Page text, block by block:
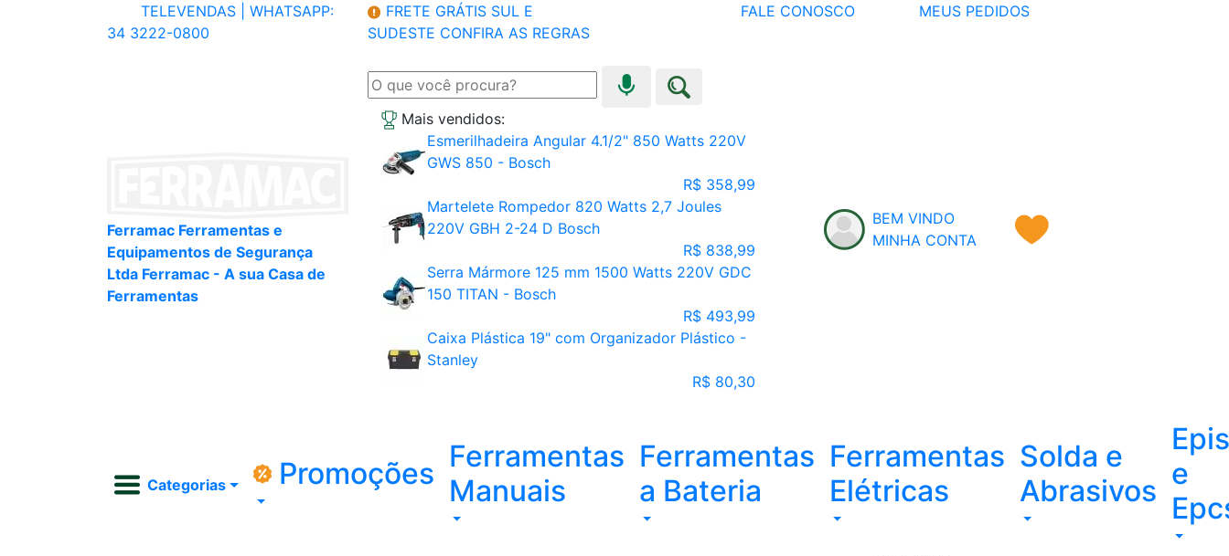
TELEVENDAS |
WHATSAPP:
34 3222-0800
FRETE GRÁTIS SUL E
SUDESTE CONFIRA AS REGRAS
FALE CONOSCO MEUS PEDIDOS
Ferramac Ferramentas e
Equipamentos de Segurança
Ltda Ferramac - A sua Casa de
Ferramentas
Mais vendidos:
Esmerilhadeira Angular 4.1/2" 850 Watts 220V
GWS 850 - Bosch
R$ 358,99
Martelete Rompedor 820 Watts 2,7 Joules
220V GBH 2-24 D Bosch
R$ 838,99
Serra Mármore 125 mm 1500 Watts 220V GDC
150 TITAN - Bosch
R$ 493,99
Caixa Plástica 19" com Organizador Plástico -
Stanley
R$ 80,30
BEM VINDO
MINHA CONTA
Categorias Promoções Ferramentas
Manuais
Ferramentas
a Bateria
Ferramentas
Elétricas
Solda e
Abrasivos
Epis
e